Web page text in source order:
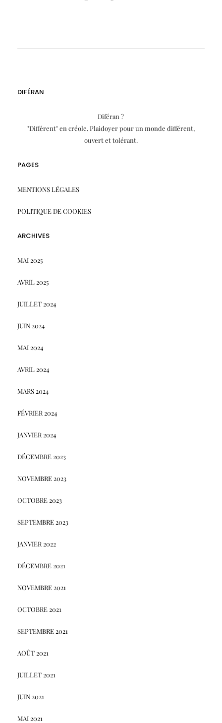
DIFÉRAN
Diféran ?
"Différent" en créole. Plaidoyer pour un monde différent,
ouvert et tolérant.
PAGES
MENTIONS LÉGALES
POLITIQUE DE COOKIES
ARCHIVES
MAI 2025
AVRIL 2025
JUILLET 2024
JUIN 2024
MAI 2024
AVRIL 2024
MARS 2024
FÉVRIER 2024
JANVIER 2024
DÉCEMBRE 2023
NOVEMBRE 2023
OCTOBRE 2023
SEPTEMBRE 2023
JANVIER 2022
DÉCEMBRE 2021
NOVEMBRE 2021
OCTOBRE 2021
SEPTEMBRE 2021
AOÛT 2021
JUILLET 2021
JUIN 2021
MAI 2021